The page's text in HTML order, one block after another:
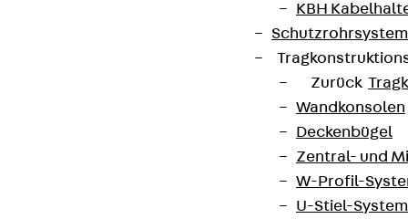
KBH
Zurück
Wandkonsolen
Deckenbügel
Zentral- und
W-Profil-
U-Stiel-System